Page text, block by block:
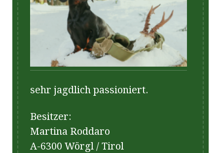
sehr jagdlich passioniert.
Besitzer:
Martina Roddaro
A-6300 Wörgl / Tirol